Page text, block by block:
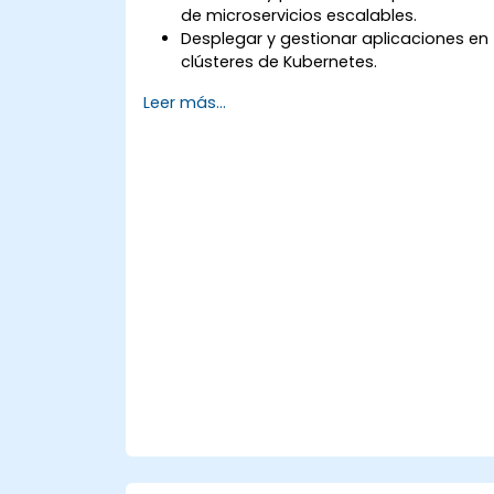
de microservicios escalables.
Desplegar y gestionar aplicaciones en
clústeres de Kubernetes.
el despliegue eficiente de servicios.
Leer más...